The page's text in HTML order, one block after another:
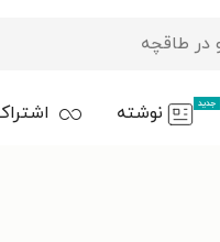
جدید نوشته